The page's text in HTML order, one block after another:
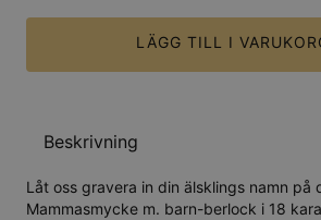
LÄGG TILL I
Beskrivning
Låt oss gravera in din älsklings namn på
Mammasmycke m. barn-berlock i 18